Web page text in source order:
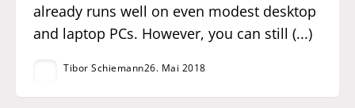
already runs well on even modest desktop
and laptop PCs. However, you can still (...)
Tibor Schiemann26. Mai 2018